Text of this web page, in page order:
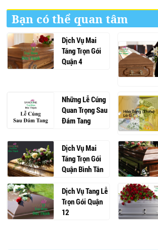
Bạn có thể quan tâm
Dịch Vụ Mai
Táng Trọn Gói
Quận 4
Những Lễ Cúng
Quan Trọng Sau
Đám Tang
Dịch Vụ Mai
Táng Trọn Gói
Quận Bình Tân
Dịch Vụ Tang Lễ
Trọn Gói Quận
12